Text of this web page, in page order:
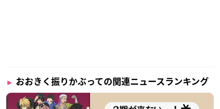
おおきく振りかぶっての関連ニュースランキング